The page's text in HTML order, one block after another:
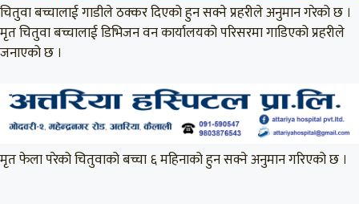
चितुवा बच्चालाई गाडीले ठक्कर दिएको हुन सक्ने प्रहरीले अनुमान गरेको छ ।
मृत चितुवा बच्चालाई डिभिजन वन कार्यालयको परिसरमा गाडिएको प्रहरीले
जनाएको छ ।
मृत फेला परेको चितुवाको बच्चा ६ महिनाको हुन सक्ने अनुमान गरिएको छ ।